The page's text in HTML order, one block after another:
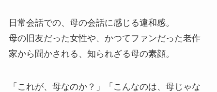
日常会話での、母の会話に感じる違和感。
母の旧友だった女性や、かつてファンだった老作
家から聞かされる、知られざる母の素顔。
「これが、母なのか？」「こんなのは、母じゃな